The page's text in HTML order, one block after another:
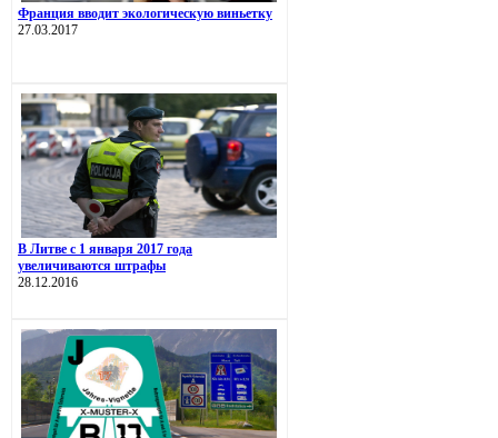
Франция вводит экологическую виньетку
27.03.2017
В Литве с 1 января 2017 года
увеличиваются штрафы
28.12.2016